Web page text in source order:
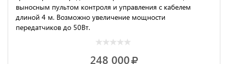
выносным пультом контроля и управления с кабелем
длиной 4 м. Возможно увеличение мощности
передатчиков до 50Вт.
248 000